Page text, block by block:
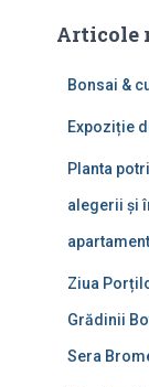
d
Articole
Bonsai &
Expoziție
Planta
alegerii și
apartament
Ziua
Grădinii
Sera